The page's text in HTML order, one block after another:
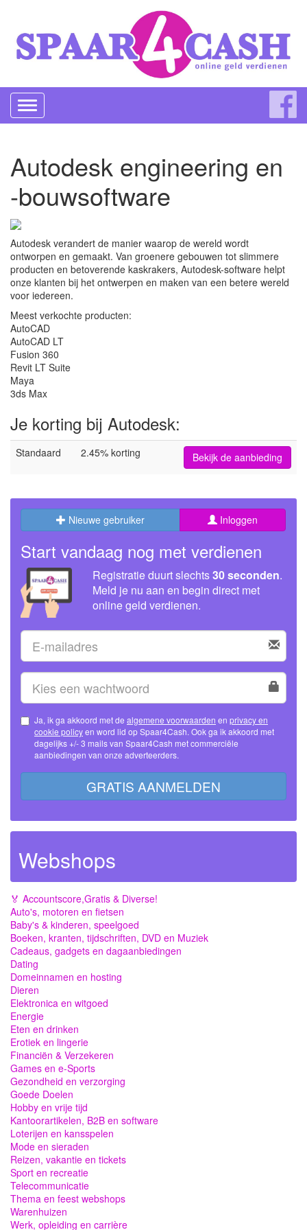
Toggle
navigation
Autodesk engineering en
-bouwsoftware
Autodesk verandert de manier waarop de wereld wordt
ontworpen en gemaakt. Van groenere gebouwen tot slimmere
producten en betoverende kaskrakers, Autodesk-software helpt
onze klanten bij het ontwerpen en maken van een betere wereld
voor iedereen.
Meest verkochte producten:
AutoCAD
AutoCAD LT
Fusion 360
Revit LT Suite
Maya
3ds Max
Je korting bij Autodesk:
Standaard 2.45% korting Bekijk de aanbieding
Nieuwe gebruiker Inloggen
Start vandaag nog met verdienen
Registratie duurt slechts30 seconden.
Meld je nu aan en begin direct met
online geld verdienen.
Ja, ik ga akkoord met de algemene voorwaarden en privacy en
cookie policy
dagelijks +/- 3 mails van Spaar4Cash met commerciële
aanbiedingen van onze adverteerders.
GRATIS AANMELDEN
Webshops
🏅 Accountscore,Gratis & Diverse!
Auto's, motoren en fietsen
Baby's & kinderen, speelgoed
Boeken, kranten, tijdschriften, DVD en Muziek
Cadeaus, gadgets en dagaanbiedingen
Dating
Domeinnamen en hosting
Dieren
Elektronica en witgoed
Energie
Eten en drinken
Erotiek en lingerie
Financiën & Verzekeren
Games en e-Sports
Gezondheid en verzorging
Goede Doelen
Hobby en vrije tijd
Kantoorartikelen, B2B en software
Loterijen en kansspelen
Mode en sieraden
Reizen, vakantie en tickets
Sport en recreatie
Telecommunicatie
Thema en feest webshops
Warenhuizen
Werk, opleiding en carrière